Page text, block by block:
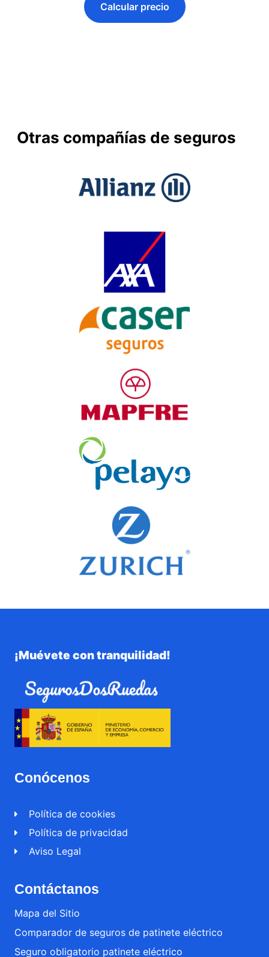
Calcular precio
Otras compañías de seguros
¡Muévete con tranquilidad!
Conócenos
Política de cookies
Política de privacidad
Aviso Legal
Contáctanos
Mapa del Sitio
Comparador de seguros de patinete eléctrico
Seguro obligatorio patinete eléctrico